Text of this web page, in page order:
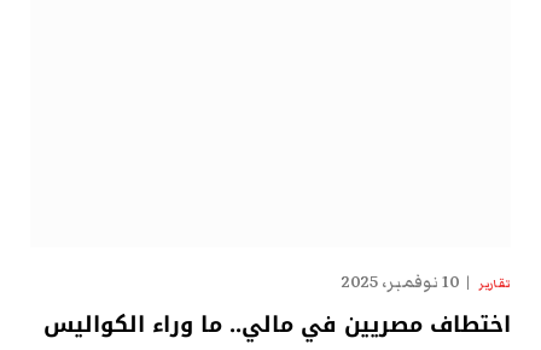
تقارير 10 نوفمبر، 2025
اختطاف مصريين في مالي.. ما وراء الكواليس